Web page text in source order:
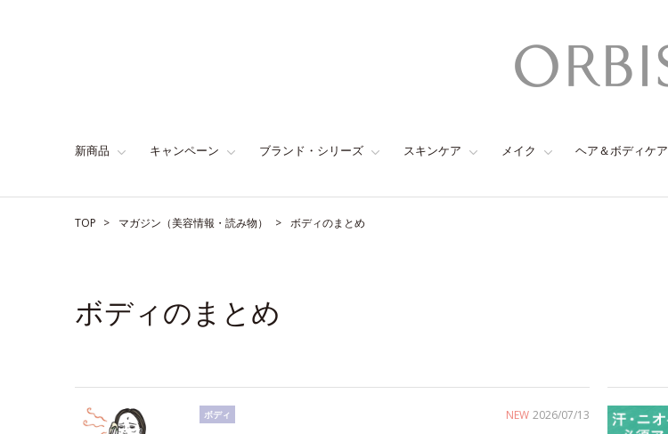
新商品 キャンペーン ブランド・シリーズ スキンケア メイク ヘア＆ボディケア
TOP マガジン（美容情報・読み物） ボディのまとめ
ボディのまとめ
NEW 2026/07/13
ボディ